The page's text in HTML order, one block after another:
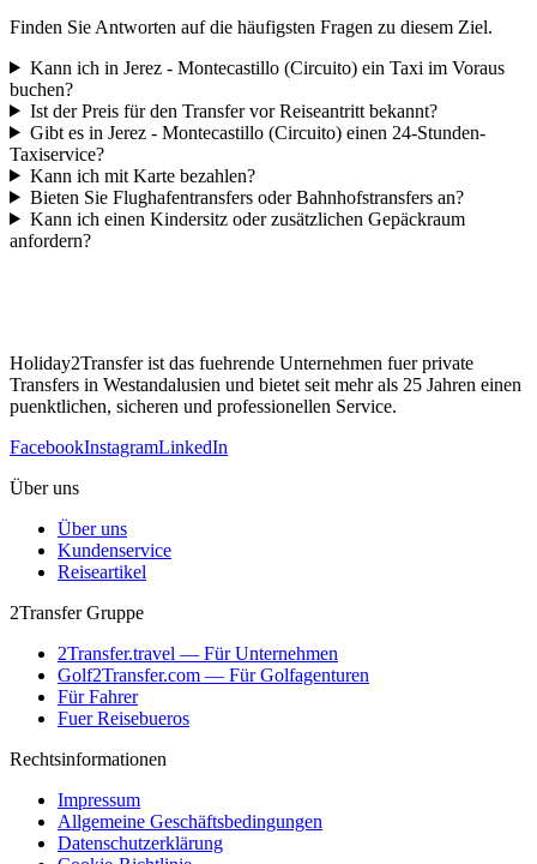
Finden Sie Antworten auf die häufigsten Fragen zu diesem Ziel.
Kann ich in Jerez - Montecastillo (Circuito) ein Taxi im Voraus
buchen?
Ist der Preis für den Transfer vor Reiseantritt bekannt?
Gibt es in Jerez - Montecastillo (Circuito) einen 24-Stunden-
Taxiservice?
Kann ich mit Karte bezahlen?
Bieten Sie Flughafentransfers oder Bahnhofstransfers an?
Kann ich einen Kindersitz oder zusätzlichen Gepäckraum
anfordern?
Holiday2Transfer ist das fuehrende Unternehmen fuer private
Transfers in Westandalusien und bietet seit mehr als 25 Jahren einen
puenktlichen, sicheren und professionellen Service.
FacebookInstagramLinkedIn
Über uns
Über uns
Kundenservice
Reiseartikel
2Transfer Gruppe
2Transfer.travel — Für Unternehmen
Golf2Transfer.com — Für Golfagenturen
Für Fahrer
Fuer Reisebueros
Rechtsinformationen
Impressum
Allgemeine Geschäftsbedingungen
Datenschutzerklärung